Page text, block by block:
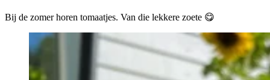
Bij de zomer horen tomaatjes. Van die lekkere zoete 😋